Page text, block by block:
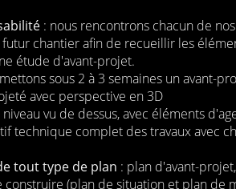
: nous rencontrons chacun de
chantier afin de recueillir les
étude d'avant-projet.
sous 2 à 3 semaines un avant-
avec perspective en 3D
vu de dessus, avec éléments
technique complet des travaux avec
tout type de plan : plan d'avant-
(plan de situation et plan de